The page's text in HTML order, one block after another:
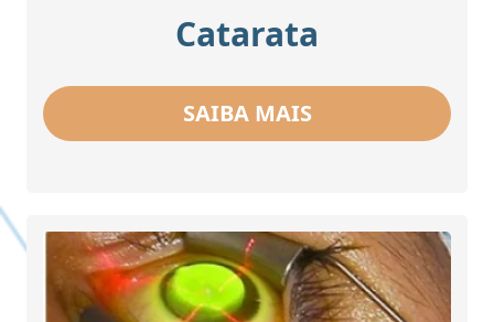
Catarata
SAIBA MAIS